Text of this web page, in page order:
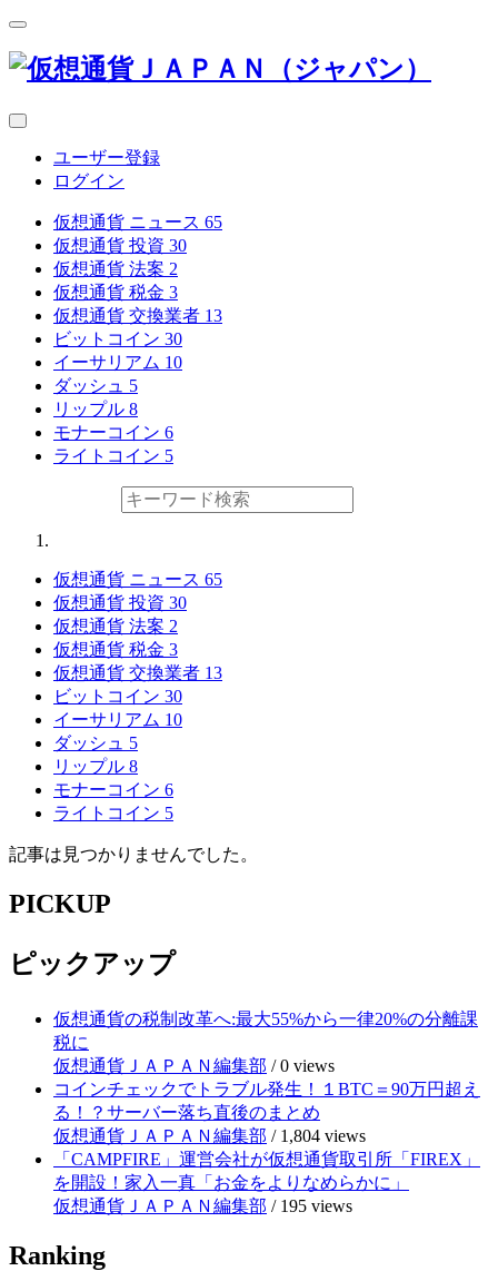
ユーザー登録
ログイン
仮想通貨 ニュース 65
仮想通貨 投資 30
仮想通貨 法案 2
仮想通貨 税金 3
仮想通貨 交換業者 13
ビットコイン 30
イーサリアム 10
ダッシュ 5
リップル 8
モナーコイン 6
ライトコイン 5
仮想通貨 ニュース 65
仮想通貨 投資 30
仮想通貨 法案 2
仮想通貨 税金 3
仮想通貨 交換業者 13
ビットコイン 30
イーサリアム 10
ダッシュ 5
リップル 8
モナーコイン 6
ライトコイン 5
記事は見つかりませんでした。
PICKUP
ピックアップ
仮想通貨の税制改革へ:最大55%から一律20%の分離課
税に
仮想通貨ＪＡＰＡＮ編集部 /0 views
コインチェックでトラブル発生！１BTC＝90万円超え
る！？サーバー落ち直後のまとめ
仮想通貨ＪＡＰＡＮ編集部 / 1,804 views
「CAMPFIRE」運営会社が仮想通貨取引所「FIREX」
を開設！家入一真「お金をよりなめらかに」
仮想通貨ＪＡＰＡＮ編集部 / 195 views
Ranking